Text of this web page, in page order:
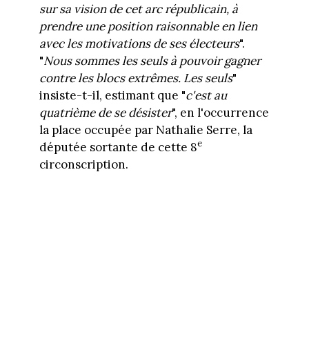
sur sa vision de cet arc républicain, à
prendre une position raisonnable en lien
avec les motivations de ses électeurs".
"Nous sommes les seuls à pouvoir gagner
contre les blocs extrêmes. Les seuls"
insiste-t-il, estimant que "c'est au
quatrième de se désister", en l'occurrence
la place occupée par Nathalie Serre, la
députée sortante de cette 8e
circonscription.